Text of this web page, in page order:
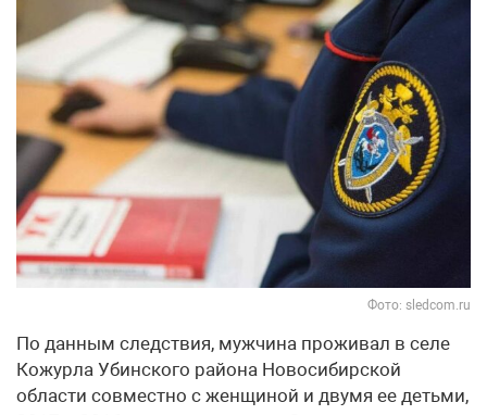
Фото: sledcom.ru
По данным следствия, мужчина проживал в селе
Кожурла Убинского района Новосибирской
области совместно с женщиной и двумя ее детьми,